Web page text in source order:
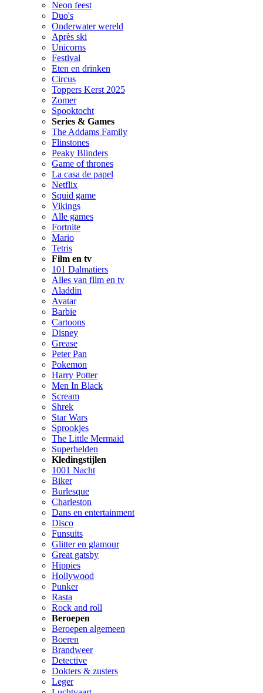
Neon feest
Duo's
Onderwater wereld
Après ski
Unicorns
Festival
Eten en drinken
Circus
Toppers Kerst 2025
Zomer
Spooktocht
Series & Games
The Addams Family
Flinstones
Peaky Blinders
Game of thrones
La casa de papel
Netflix
Squid game
Vikings
Alle games
Fortnite
Mario
Tetris
Film en tv
101 Dalmatiers
Alles van film en tv
Aladdin
Avatar
Barbie
Cartoons
Disney
Grease
Peter Pan
Pokemon
Harry Potter
Men In Black
Scream
Shrek
Star Wars
Sprookjes
The Little Mermaid
Superhelden
Kledingstijlen
1001 Nacht
Biker
Burlesque
Charleston
Dans en entertainment
Disco
Funsuits
Glitter en glamour
Great gatsby
Hippies
Hollywood
Punker
Rasta
Rock and roll
Beroepen
Beroepen algemeen
Boeren
Brandweer
Detective
Dokters & zusters
Leger